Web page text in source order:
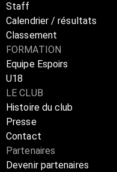
Staff
Calendrier / résultats
Classement
FORMATION
Equipe Espoirs
U18
LE CLUB
Histoire du club
Presse
Contact
Partenaires
Devenir partenaires